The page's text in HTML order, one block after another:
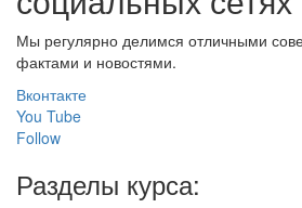
Мы регулярно делимся отличными
фактами и новостями.
Вконтакте
You Tube
Follow
Разделы курса: